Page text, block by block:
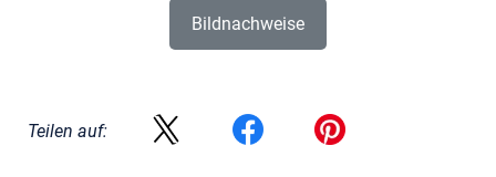
Bildnachweise
Teilen auf: